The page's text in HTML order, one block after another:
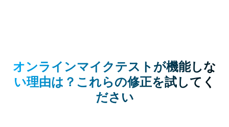
オンラインマイクテストが機能しな
い理由は？これらの修正を試してく
ださい